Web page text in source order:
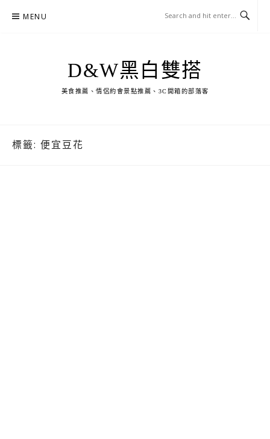
MENU
D&W黑白雙搭
美食推薦、情侶約會景點推薦、3C開箱的部落客
標籤: 便宜豆花